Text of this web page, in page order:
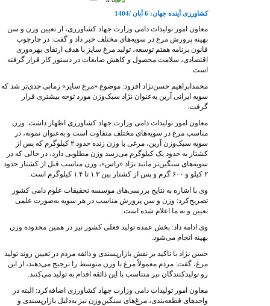
کشاورزی آینده جهان: 6 آبان /1404
معاون امور تولیدات دامی وزارت جهاد کشاورزی، از تعیین وزن و سن
بهینه پرورش مرغ در سویه‌های مختلف خبر داد و گفت: در چارچوب
قانون برنامه هفتم توسعه، تولید مرغ سایز با هدف ارتقای بهره‌وری
اقتصادی، سلامت محصول و کاهش ضایعات در دستور کار قرار گرفته
است.
محمدابراهیم حسن‌نژاد افزود: موضوع «مرغ سایز» زمانی جدی‌تر شد که
سویه ایرانی آرین به‌عنوان نژاد سبک‌وزن مورد توجه بیشتری قرار
گرفت.
معاون امور تولیدات دامی وزارت جهاد کشاورزی اظهار داشت: وزن
مناسب مرغ در سویه‌های مختلف متفاوت است و به‌عنوان نمونه، در
سویه سبک‌وزن آرین، مرغی با وزن زنده حدود ۲ کیلوگرم که پس از
کشتار به حدود یک کیلوگرم می‌رسد وزن مطلوبی دارد، در حالی که در
سویه‌های سنگین‌تر مانند نژاد «راس»، وزن مناسب قبل از کشتار حدود
۲ کیلو و ۶۰۰ گرم و پس از کشتار بین ۱.۳ تا ۱.۴ کیلوگرم است.
وی با اشاره به نتایج بررسی‌های موسسه تحقیقات علوم دامی کشور
تصریح‌کرد: وزن و سن پرورش مناسب در هر سویه به‌صورت علمی
تعیین و به ما اعلام شده است.
وی ادامه داد: بخش عمده تولید فعلی کشور نیز در همین محدوده وزن
بهینه انجام می‌شود.
حسن نژاد با تاکید بر نقش بازارپسندی و ذائقه مردم در تعیین روند تولید
مرغ، گفت: مردم معمولاً مرغ با وزن متوسط را ترجیح می‌دهند، از این
رو تولیدکنندگان نیز متناسب با این ذائقه اقدام به تولید می‌کنند.
معاون امور تولیدات دامی وزارت جهاد کشاورزی اضافه‌کرد: البته در
واحدهای قطعه‌بندی، مرغ‌های سنگین‌وزن نیز به‌دلیل بازارپسندی و